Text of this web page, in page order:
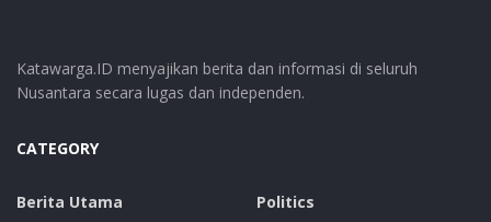
Katawarga.ID menyajikan berita dan informasi di seluruh
Nusantara secara lugas dan independen.
CATEGORY
Berita Utama
Politics